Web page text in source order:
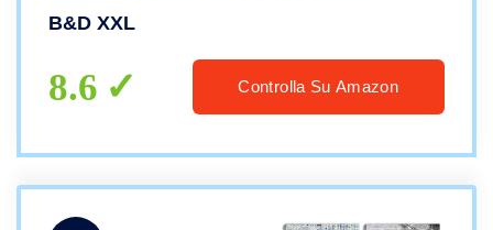
Decorazione da parete Natura Paesaggio
b-p
B&D XXL
8.6 Controlla Su Amazon